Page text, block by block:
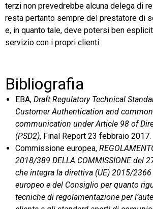
terzi non prevedrebbe alcuna delega di
resta pertanto sempre del prestatore di
e, in quanto tale, deve potersi ben
servizio con i propri clienti.
Bibliografia
EBA, Draft Regulatory Technical
Customer Authentication and
communication under Article 98 of
(PSD2), Final Report 23 febbraio 2017.
Commissione europea,
2018/389 DELLA COMMISSIONE del
che integra la direttiva (UE) 2015/
europeo e del Consiglio per quanto
tecniche di regolamentazione per